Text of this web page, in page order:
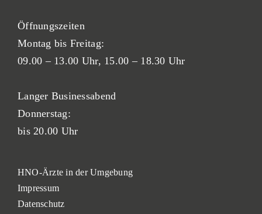
Öffnungszeiten
Montag bis Freitag:
09.00 – 13.00 Uhr, 15.00 – 18.30 Uhr
Langer Businessabend
Donnerstag:
bis 20.00 Uhr
HNO-Ärzte in der Umgebung
Impressum
Datenschutz